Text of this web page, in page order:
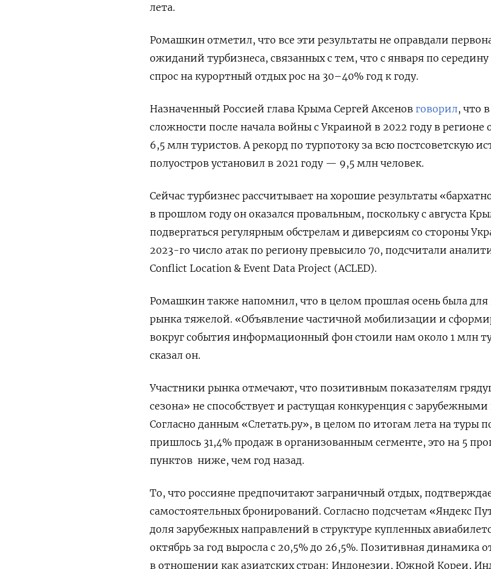
лета.
Ромашкин отметил, что все эти результаты не оправдали
ожиданий турбизнеса, связанных с тем, что с января по середину
спрос на курортный отдых рос на 30–40% год к году.
Назначенный Россией глава Крыма Сергей Аксенов говорил, что
сложности после начала войны с Украиной в 2022 году в регионе
6,5 млн туристов. А рекорд по турпотоку за всю постсоветскую
полуостров установил в 2021 году — 9,5 млн человек.
Сейчас турбизнес рассчитывает на хорошие результаты
в прошлом году он оказался провальным, поскольку с августа
подвергаться регулярным обстрелам и диверсиям со стороны
2023-го число атак по региону превысило 70, подсчитали
Conflict Location & Event Data Project (ACLED).
Ромашкин также напомнил, что в целом прошлая осень была для
рынка тяжелой. «Объявление частичной мобилизации и
вокруг события информационный фон стоили нам около 1 млн
сказал он.
Участники рынка отмечают, что позитивным показателям
сезона» не способствует и растущая конкуренция с
Согласно данным «Слетать.ру», в целом по итогам лета на туры
пришлось 31,4% продаж в организованным сегменте, это на 5
пунктов ниже, чем год назад.
То, что россияне предпочитают заграничный отдых,
самостоятельных бронирований. Согласно подсчетам «Яндекс
доля зарубежных направлений в структуре купленных
октябрь за год выросла с 20,5% до 26,5%. Позитивная динамика
в отношении как азиатских стран: Индонезии, Южной Кореи,